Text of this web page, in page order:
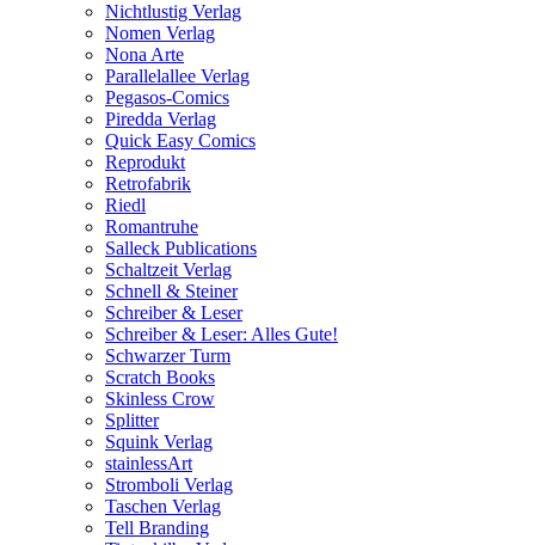
Nichtlustig Verlag
Nomen Verlag
Nona Arte
Parallelallee Verlag
Pegasos-Comics
Piredda Verlag
Quick Easy Comics
Reprodukt
Retrofabrik
Riedl
Romantruhe
Salleck Publications
Schaltzeit Verlag
Schnell & Steiner
Schreiber & Leser
Schreiber & Leser: Alles Gute!
Schwarzer Turm
Scratch Books
Skinless Crow
Splitter
Squink Verlag
stainlessArt
Stromboli Verlag
Taschen Verlag
Tell Branding